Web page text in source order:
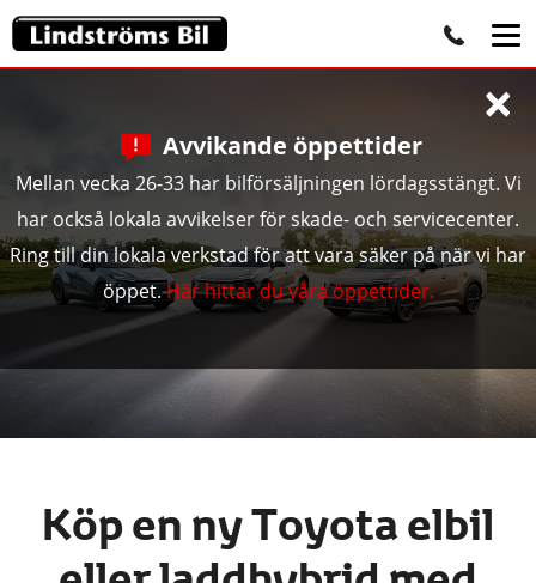
Avvikande öppettider
Mellan vecka 26-33 har bilförsäljningen lördagsstängt. Vi
har också lokala avvikelser för skade- och servicecenter.
Ring till din lokala verkstad för att vara säker på när vi har
öppet.Här hittar du våra öppettider.
×
Köp en ny Toyota elbil